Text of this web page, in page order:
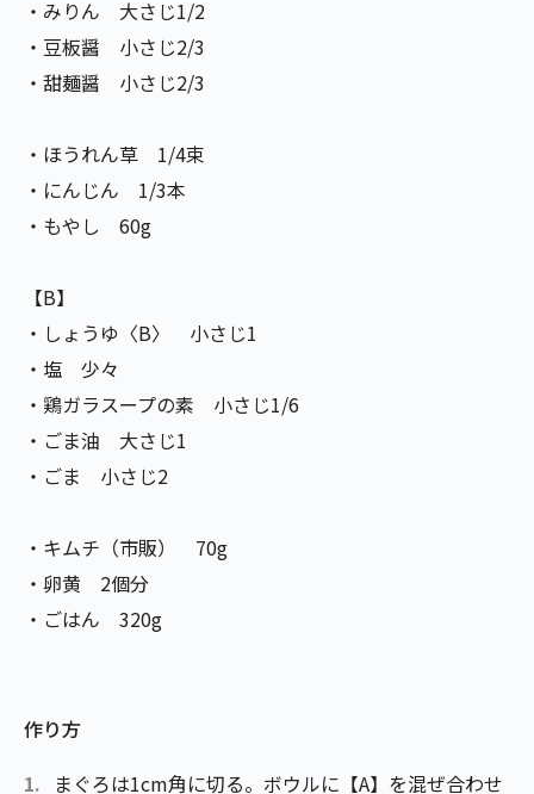
・みりん 大さじ1/2
・豆板醤 小さじ2/3
・甜麺醤 小さじ2/3
・ほうれん草 1/4束
・にんじん 1/3本
・もやし 60g
【B】
・しょうゆ〈B〉 小さじ1
・塩 少々
・鶏ガラスープの素 小さじ1/6
・ごま油 大さじ1
・ごま 小さじ2
・キムチ（市販） 70g
・卵黄 2個分
・ごはん 320g
作り方
まぐろは1cm角に切る。ボウルに【A】を混ぜ合わせ